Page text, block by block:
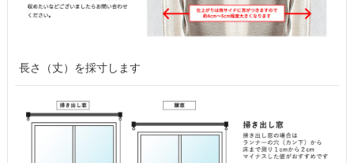
長さ（丈）を採寸します